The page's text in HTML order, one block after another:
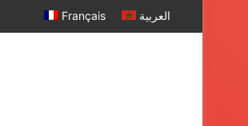
Français العربية